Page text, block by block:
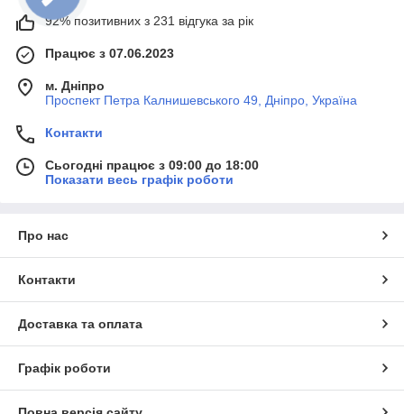
92% позитивних з 231 відгука за рік
Працює з 07.06.2023
м. Дніпро
Проспект Петра Калнишевського 49, Дніпро, Україна
Контакти
Сьогодні працює з 09:00 до 18:00
Показати весь графік роботи
Про нас
Контакти
Доставка та оплата
Графік роботи